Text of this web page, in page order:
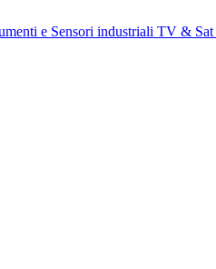
e Sensori industriali TV & Sat